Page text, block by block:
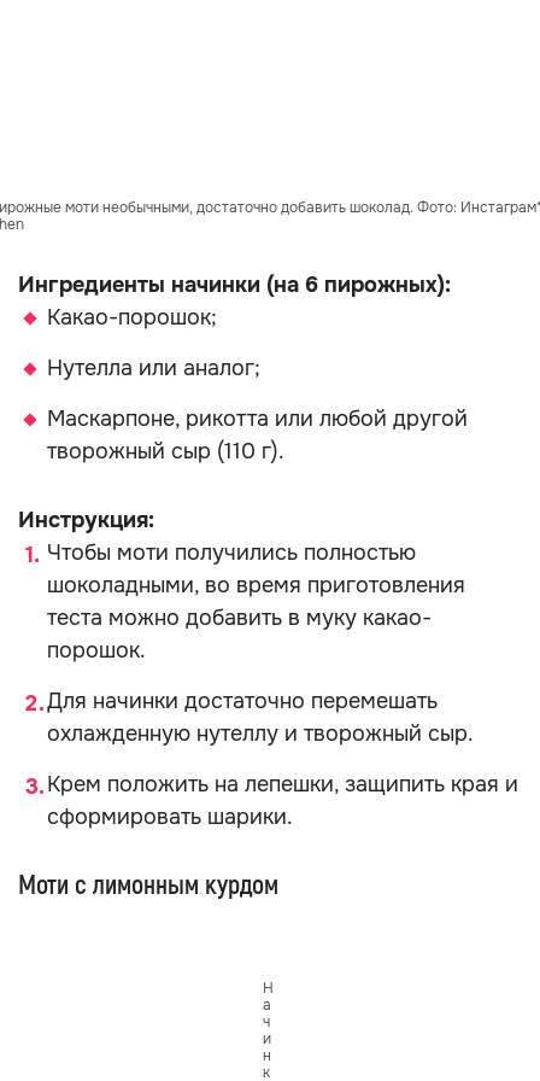
моти необычными, достаточно добавить шоколад. Фото:
Ингредиенты начинки (на 6 пирожных):
Какао-порошок;
Нутелла или аналог;
Маскарпоне, рикотта или любой другой
творожный сыр (110 г).
Инструкция:
Чтобы моти получились полностью
шоколадными, во время приготовления
теста можно добавить в муку какао-
порошок.
Для начинки достаточно перемешать
охлажденную нутеллу и творожный сыр.
Крем положить на лепешки, защипить края и
сформировать шарики.
Моти с лимонным курдом
Н
а
ч
и
н
к